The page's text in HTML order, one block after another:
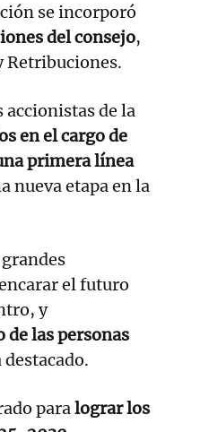
se incorporó
del consejo,
Retribuciones.
accionistas de la
en el cargo de
primera línea
nueva etapa en la
el futuro
y
las personas
paralograr los